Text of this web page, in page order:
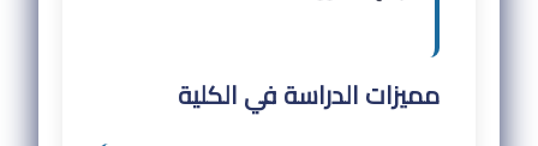
مميزات الدراسة في الكلية